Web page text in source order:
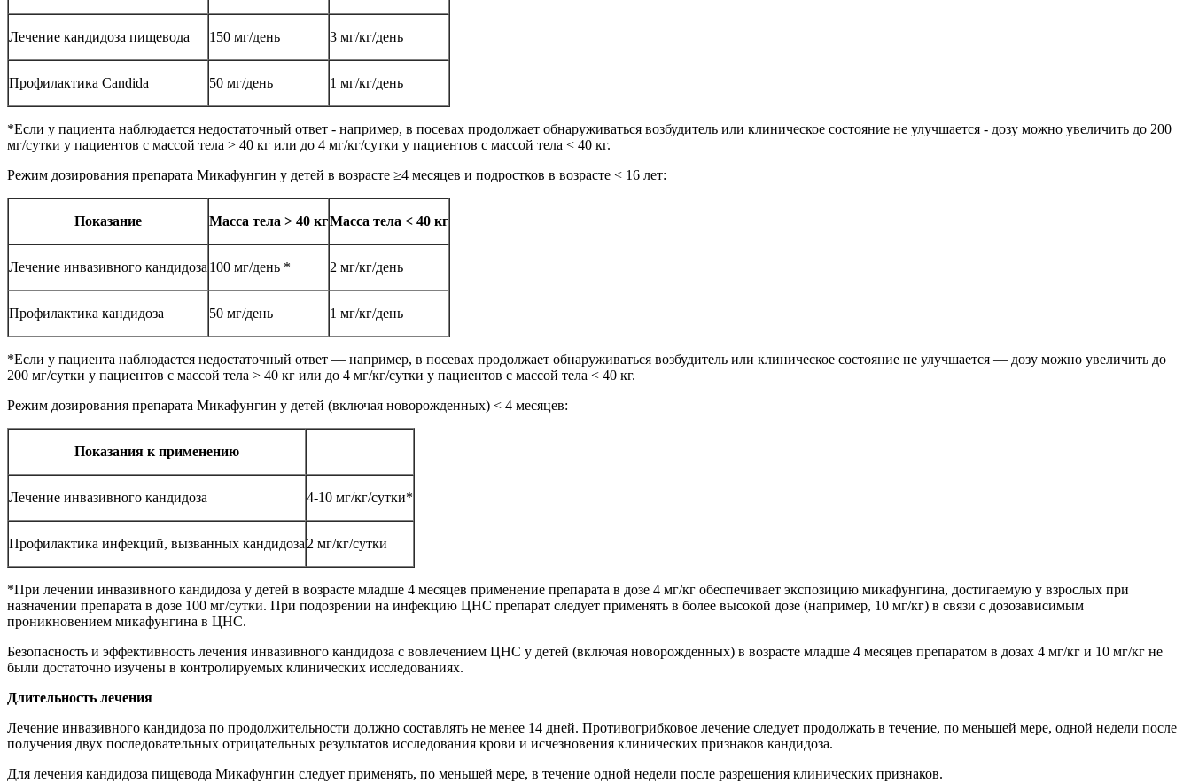
Лечение кандидоза пищевода 150 мг/день 3 мг/кг/день
Профилактика Candida 50 мг/день 1 мг/кг/день
*Если у пациента наблюдается недостаточный ответ - например, в посевах продолжает обнаруживаться возбудитель или клиническое состояние не улучшается - дозу можно увеличить до 200
мг/сутки у пациентов с массой тела > 40 кг или до 4 мг/кг/сутки у пациентов с массой тела < 40 кг.
Режим дозирования препарата Микафунгин у детей в возрасте ≥4 месяцев и подростков в возрасте < 16 лет:
Показание Масса тела > 40 кгМасса тела < 40 кг
Лечение инвазивного кандидоза 100 мг/день * 2 мг/кг/день
Профилактика кандидоза 50 мг/день 1 мг/кг/день
*Если у пациента наблюдается недостаточный ответ — например, в посевах продолжает обнаруживаться возбудитель или клиническое состояние не улучшается — дозу можно увеличить до
200 мг/сутки у пациентов с массой тела > 40 кг или до 4 мг/кг/сутки у пациентов с массой тела < 40 кг.
Режим дозирования препарата Микафунгин у детей (включая новорожденных) < 4 месяцев:
Показания к применению
Лечение инвазивного кандидоза 4-10 мг/кг/сутки*
Профилактика инфекций, вызванных кандидоза 2 мг/кг/сутки
*При лечении инвазивного кандидоза у детей в возрасте младше 4 месяцев применение препарата в дозе 4 мг/кг обеспечивает экспозицию микафунгина, достигаемую у взрослых при
назначении препарата в дозе 100 мг/сутки. При подозрении на инфекцию ЦНС препарат следует применять в более высокой дозе (например, 10 мг/кг) в связи с дозозависимым
проникновением микафунгина в ЦНС.
Безопасность и эффективность лечения инвазивного кандидоза с вовлечением ЦНС у детей (включая новорожденных) в возрасте младше 4 месяцев препаратом в дозах 4 мг/кг и 10 мг/кг не
были достаточно изучены в контролируемых клинических исследованиях.
Длительность лечения
Лечение инвазивного кандидоза по продолжительности должно составлять не менее 14 дней. Противогрибковое лечение следует продолжать в течение, по меньшей мере, одной недели после
получения двух последовательных отрицательных результатов исследования крови и исчезновения клинических признаков кандидоза.
Для лечения кандидоза пищевода Микафунгин следует применять, по меньшей мере, в течение одной недели после разрешения клинических признаков.